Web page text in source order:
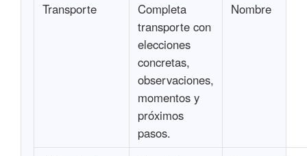
Transporte
Completa
transporte con
elecciones
concretas,
observaciones,
momentos y
próximos
pasos.
Nombre